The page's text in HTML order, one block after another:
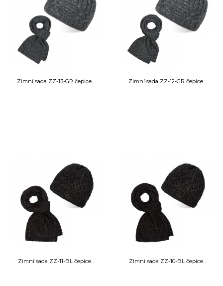
Zimní sada ZZ-13-GR čepice... Zimní sada ZZ-12-GR čepice...
Zimní sada ZZ-11-BL čepice... Zimní sada ZZ-10-BL čepice...